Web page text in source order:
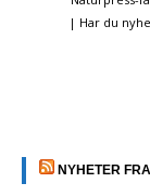
| Har du
NYHETER